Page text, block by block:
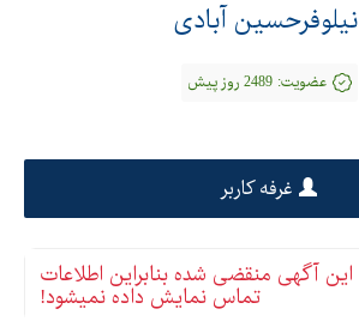
نیلوفرحسین آبادی
عضویت: 2489 روز پیش
غرفه کاربر
این آگهی منقضی شده بنابراین اطلاعات
تماس نمایش داده نمیشود!